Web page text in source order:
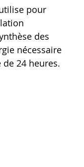
pour
des
nécessaire
24 heures.